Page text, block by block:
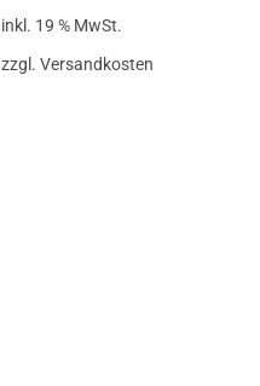
inkl. 19 % MwSt.
zzgl. Versandkosten